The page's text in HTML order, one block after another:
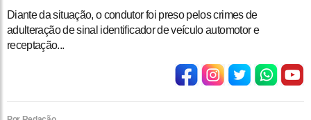
Diante da situação, o condutor foi preso pelos crimes de
adulteração de sinal identificador de veículo automotor e
receptação...